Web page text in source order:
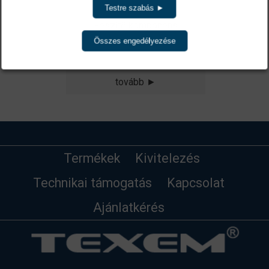
tovább ►
Termékek
Kivitelezés
Technikai támogatás
Kapcsolat
Ajánlatkérés
Testre szabás ►
Összes engedélyezése